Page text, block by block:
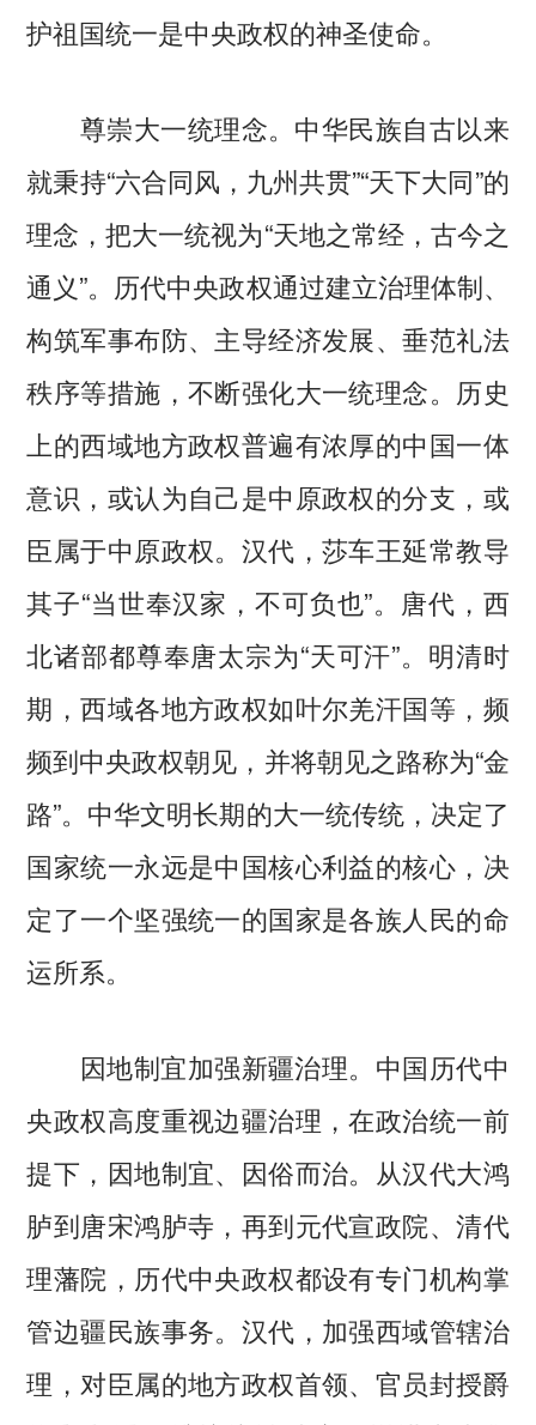
护祖国统一是中央政权的神圣使命。
尊崇大一统理念。中华民族自古以来
就秉持“六合同风，九州共贯”“天下大同”的
理念，把大一统视为“天地之常经，古今之
通义”。历代中央政权通过建立治理体制、
构筑军事布防、主导经济发展、垂范礼法
秩序等措施，不断强化大一统理念。历史
上的西域地方政权普遍有浓厚的中国一体
意识，或认为自己是中原政权的分支，或
臣属于中原政权。汉代，莎车王延常教导
其子“当世奉汉家，不可负也”。唐代，西
北诸部都尊奉唐太宗为“天可汗”。明清时
期，西域各地方政权如叶尔羌汗国等，频
频到中央政权朝见，并将朝见之路称为“金
路”。中华文明长期的大一统传统，决定了
国家统一永远是中国核心利益的核心，决
定了一个坚强统一的国家是各族人民的命
运所系。
因地制宜加强新疆治理。中国历代中
央政权高度重视边疆治理，在政治统一前
提下，因地制宜、因俗而治。从汉代大鸿
胪到唐宋鸿胪寺，再到元代宣政院、清代
理藩院，历代中央政权都设有专门机构掌
管边疆民族事务。汉代，加强西域管辖治
理，对臣属的地方政权首领、官员封授爵